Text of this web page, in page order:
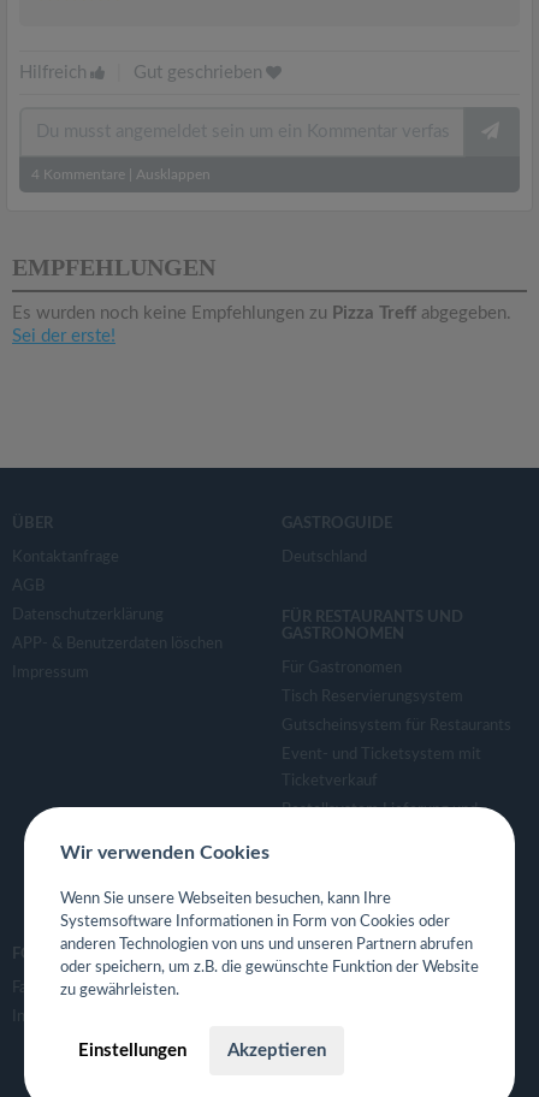
Hilfreich Gut geschrieben
4 Kommentare Ausklappen
EMPFEHLUNGEN
Es wurden noch keine Empfehlungen zu Pizza Treff abgegeben.
Sei der erste!
ÜBER
Kontaktanfrage
AGB
Datenschutzerklärung
APP- & Benutzerdaten löschen
Impressum
GASTROGUIDE
Deutschland
FÜR RESTAURANTS UND
GASTRONOMEN
Für Gastronomen
Tisch Reservierungsystem
Gutscheinsystem für Restaurants
Event- und Ticketsystem mit
Ticketverkauf
Bestellsystem Lieferung und
Eigene App für Restaurant
FOLGE UNS
Facebook
Instagram
Wir verwenden Cookies
Wenn Sie unsere Webseiten besuchen, kann Ihre
Systemsoftware Informationen in Form von Cookies oder
anderen Technologien von uns und unseren Partnern abrufen
oder speichern, um z.B. die gewünschte Funktion der Website
zu gewährleisten.
Einstellungen Akzeptieren